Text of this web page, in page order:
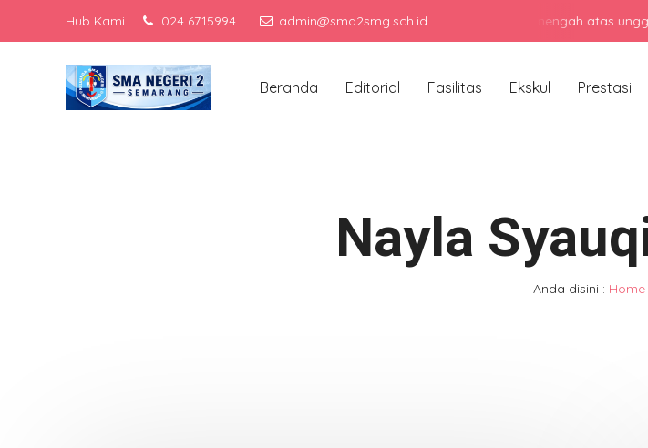
Hub Kami 024 6715994 admin@sma2smg.sch.idMenjadi sekolah menengah atas unggulan
Beranda Editorial Fasilitas Ekskul Prestasi
Nayla
Anda disini : Home